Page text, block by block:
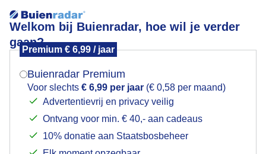
Welkom bij Buienradar, hoe wil je verder
gaan?
Premium € 6,99 / jaar
Buienradar Premium
Voor slechts € 6,99 per jaar (€ 0,58 per maand)
Advertentievrij en privacy veilig
Ontvang voor min. € 40,- aan cadeaus
10% donatie aan Staatsbosbeheer
Zinderend heet
Mogen we je locatie gebruiken voor het
Indien je hier nog geen akkoord op hebt gegeven,
verschijnt er zo een pop-up uit je browser waarin